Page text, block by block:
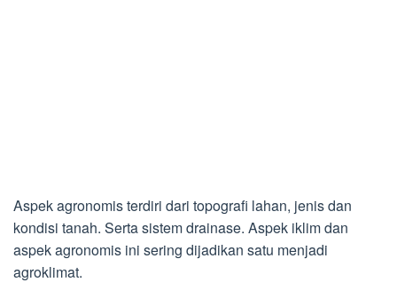
Aspek agronomis terdiri dari topografi lahan, jenis dan
kondisi tanah. Serta sistem drainase. Aspek iklim dan
aspek agronomis ini sering dijadikan satu menjadi
agroklimat.